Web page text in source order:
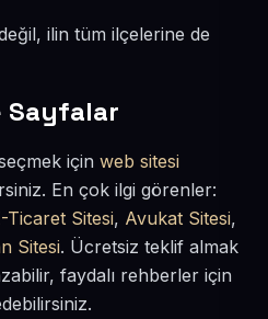
ilin tüm ilçelerine de
Sayfalar
için web sitesi
En çok ilgi görenler:
Ticaret Sitesi, Avukat Sitesi,
Sitesi. Ücretsiz teklif almak
faydalı rehberler için